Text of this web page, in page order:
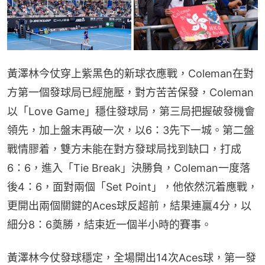
黃澤林今仗穿上紫黑色的新球衣應戰，Coleman在對
方第一個發球局已經施壓，對方苦苦保發，Coleman
以「Love Game」穩住發球局，第三局把握破發機會
領先，加上盤末再破一次，以6：3先下一城。第二盤
戰情膠着，雙方未能在對方發球局找到缺口，打成
6：6，進入「Tie Break」決勝負，Coleman一度落
後4：6，面對兩個「Set Point」，他依然沉着應戰，
更開出兩個關鍵的Aces球反超前，結果連贏4分，以
細分8：6奠勝，結束近一個半小時的賽事。
黃澤林今仗發球穩定，全場開出14次Aces球，第一發